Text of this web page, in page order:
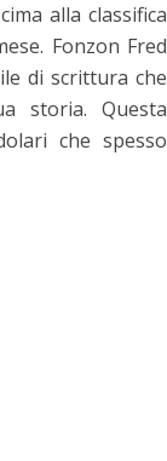
alla classifica
Fonzon Fred
di scrittura che
storia. Questa
che spesso